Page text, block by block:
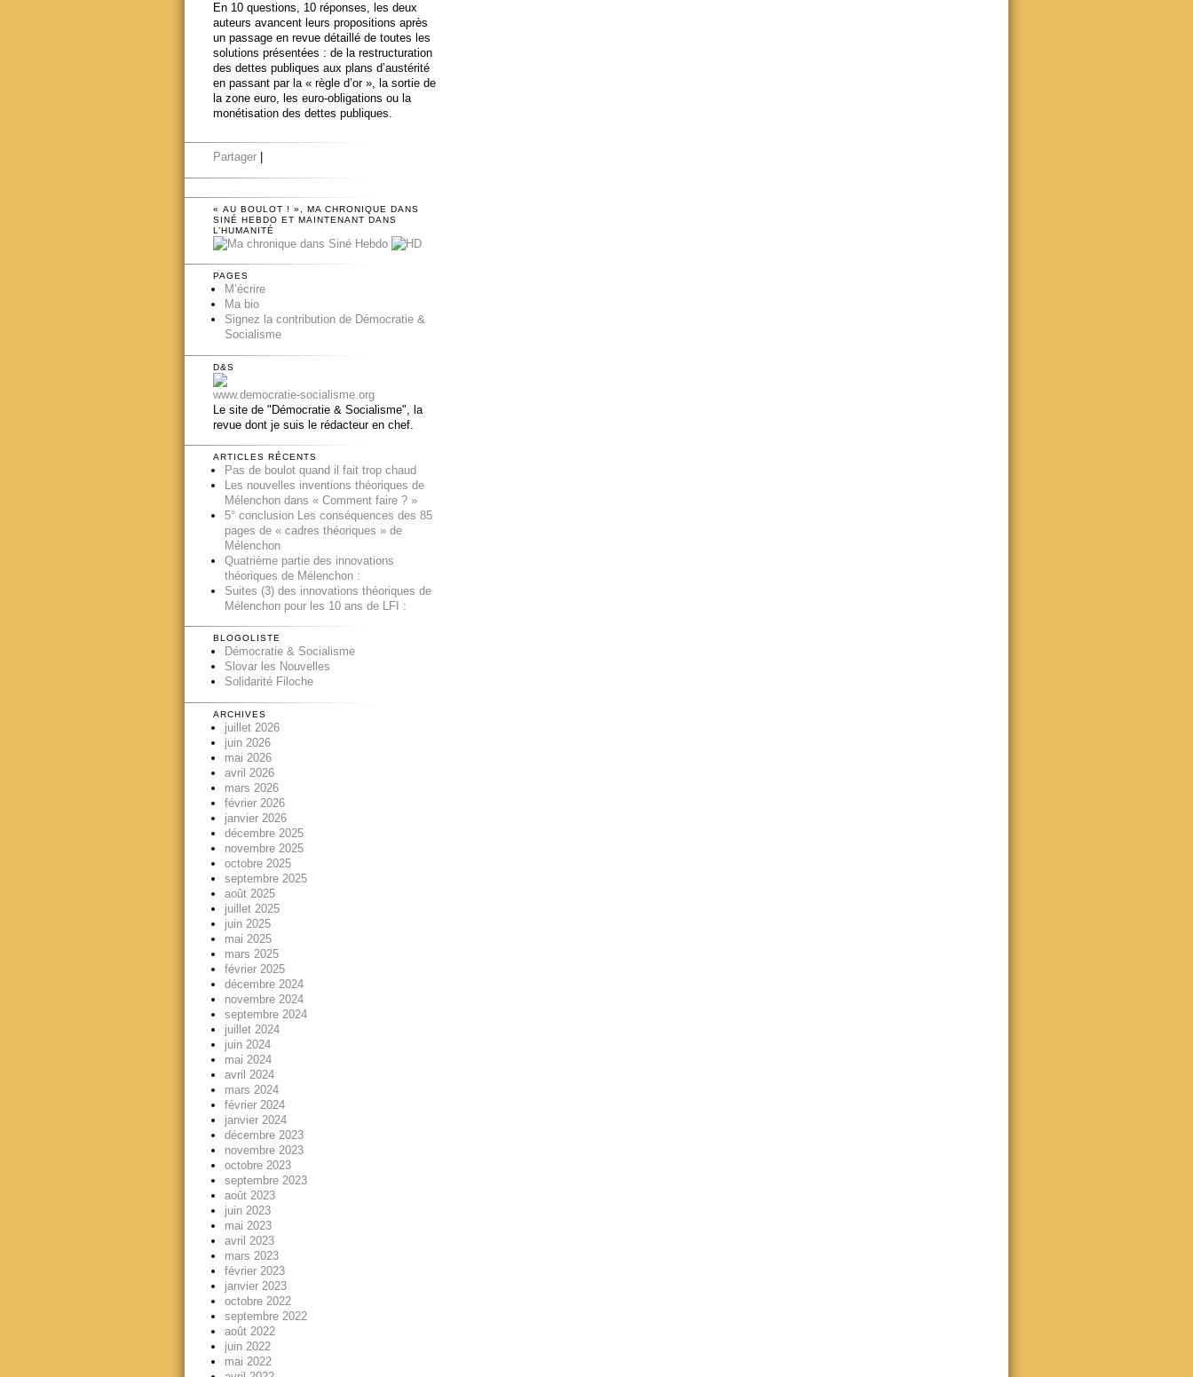
En 10 questions, 10 réponses, les deux
auteurs avancent leurs propositions après
un passage en revue détaillé de toutes les
solutions présentées : de la restructuration
des dettes publiques aux plans d’austérité
en passant par la « règle d’or », la sortie de
la zone euro, les euro-obligations ou la
monétisation des dettes publiques.
Partager
« AU BOULOT ! », MA CHRONIQUE DANS
SINÉ HEBDO ET MAINTENANT DANS
L’HUMANITÉ
PAGES
M’écrire
Ma bio
Signez la contribution de Démocratie &
Socialisme
D&S
www.democratie-socialisme.org
Le site de "Démocratie & Socialisme", la
revue dont je suis le rédacteur en chef.
ARTICLES RÉCENTS
Pas de boulot quand il fait trop chaud
Les nouvelles inventions théoriques de
Mélenchon dans « Comment faire ? »
5° conclusion Les conséquences des 85
pages de « cadres théoriques » de
Mélenchon
Quatrième partie des innovations
théoriques de Mélenchon :
Suites (3) des innovations théoriques de
Mélenchon pour les 10 ans de LFI :
BLOGOLISTE
Démocratie & Socialisme
Slovar les Nouvelles
Solidarité Filoche
ARCHIVES
juillet 2026
juin 2026
mai 2026
avril 2026
mars 2026
février 2026
janvier 2026
décembre 2025
novembre 2025
octobre 2025
septembre 2025
août 2025
juillet 2025
juin 2025
mai 2025
mars 2025
février 2025
décembre 2024
novembre 2024
septembre 2024
juillet 2024
juin 2024
mai 2024
avril 2024
mars 2024
février 2024
janvier 2024
décembre 2023
novembre 2023
octobre 2023
septembre 2023
août 2023
juin 2023
mai 2023
avril 2023
mars 2023
février 2023
janvier 2023
octobre 2022
septembre 2022
août 2022
juin 2022
mai 2022